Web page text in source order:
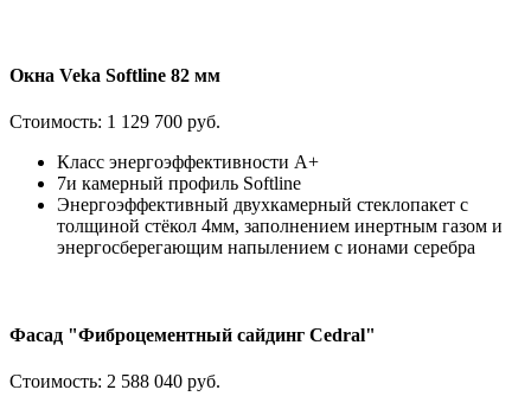
Окна Veka Softline 82 мм
Стоимость: 1 129 700 руб.
Класс энергоэффективности А+
7и камерный профиль Softline
Энергоэффективный двухкамерный стеклопакет с
толщиной стёкол 4мм, заполнением инертным газом и
энергосберегающим напылением с ионами серебра
Фасад "Фиброцементный сайдинг Cedral"
Стоимость: 2 588 040 руб.